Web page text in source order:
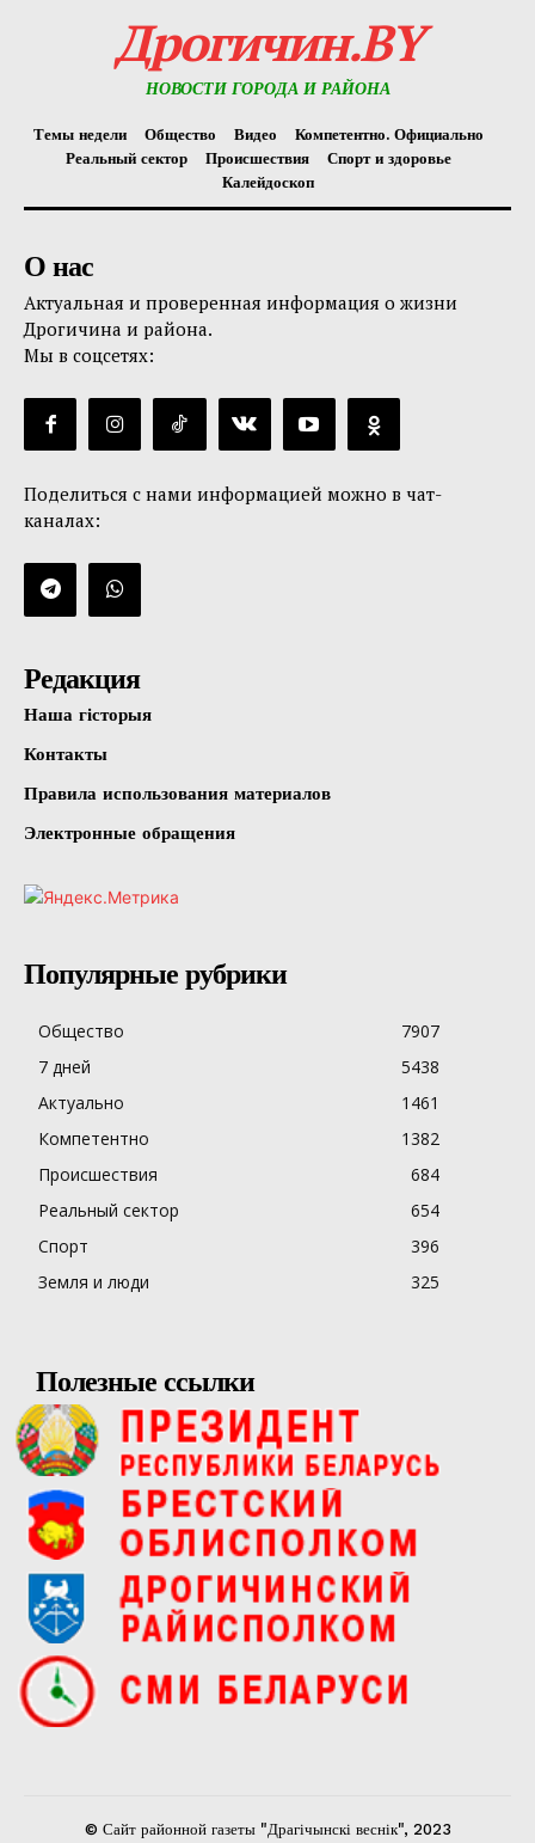
Дрогичин.BY
НОВОСТИ ГОРОДА И РАЙОНА
Темы недели Общество Видео
Компетентно. Официально
Реальный сектор
Происшествия
Спорт и здоровье
Калейдоскоп
О нас
Актуальная и проверенная информация о жизни
Дрогичина и района.
Мы в соцсетях:
Поделиться с нами информацией можно в чат-
каналах:
Редакция
Наша гісторыя
Контакты
Правила использования материалов
Электронные обращения
Популярные рубрики
Общество
7907
7 дней
5438
Актуально
1461
Компетентно
1382
Происшествия
684
Реальный сектор
654
Спорт
396
Земля и люди
325
Полезные ссылки
© Сайт районной газеты "Драгічынскі веснік", 2023